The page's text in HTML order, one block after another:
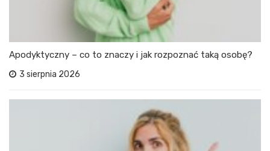
Apodyktyczny – co to znaczy i jak rozpoznać taką osobę?
3 sierpnia 2026